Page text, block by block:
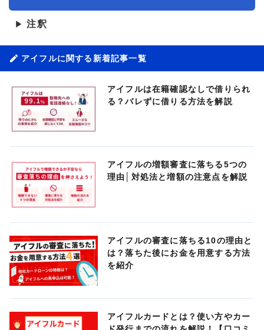
▶ 注釈
アイフルに関する新着記事一覧
アイフルは在籍確認なしで借りられ
る？バレずに借りる方法を解説
アイフルの増額審査に落ちる5つの
理由│対処法と増額の注意点を解説
アイフルの審査に落ちる10の理由と
は？落ちた後にお金を用意する方法
を紹介
アイフルカードとは？使い方やカー